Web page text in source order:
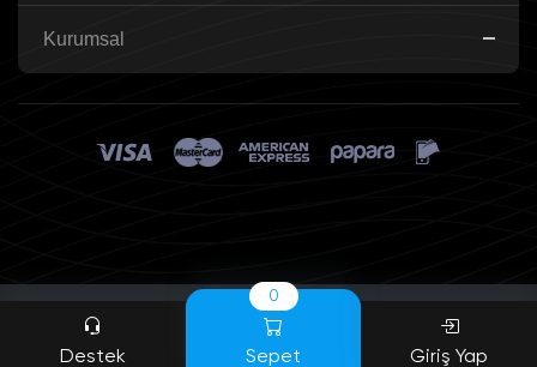
Kurumsal
Destek Sepet
0
Giriş Yap